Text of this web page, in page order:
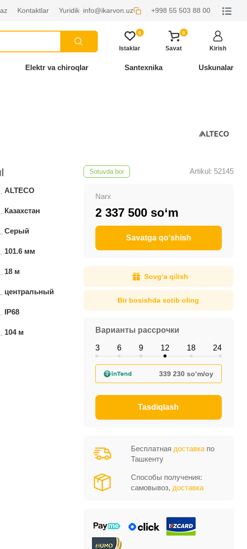
Kontaktlar Yuridik info@ikarvon.uz +998 55 503 88 00
0
Istaklar
0
Savat Kirish
Elektr va chiroqlar Santexnika Uskunalar
ALTECO
Казахстан
Серый
101.6 мм
18 м
центральный
IP68
104 м
Sotuvda bor Artikul: 52145
Narx
2 337 500 so‘m
Savatga qo‘shish
Sovg‘a qilish
Bir bosishda sotib oling
Варианты рассрочки
3 6 9 12 18 24
339 230 so‘m/oy
Tasdiqlash
Бесплатная доставкапо
Ташкенту
Способы получения:
самовывоз, доставка